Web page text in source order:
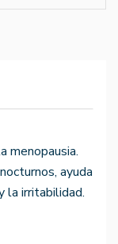
menopausia.
ayuda
la irritabilidad.